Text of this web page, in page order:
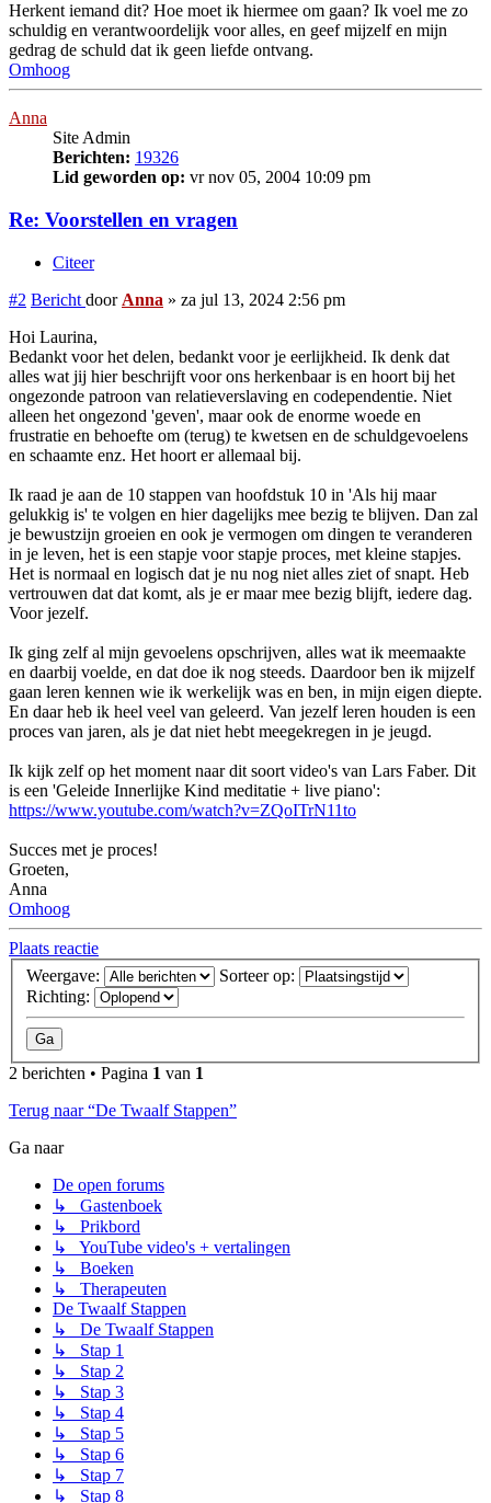
Herkent iemand dit? Hoe moet ik hiermee om gaan? Ik voel me zo
schuldig en verantwoordelijk voor alles, en geef mijzelf en mijn
gedrag de schuld dat ik geen liefde ontvang.
Omhoog
Anna
Site Admin
Berichten: 19326
Lid geworden op: vr nov 05, 2004 10:09 pm
Re: Voorstellen en vragen
Citeer
#2 Bericht door Anna » za jul 13, 2024 2:56 pm
Hoi Laurina,
Bedankt voor het delen, bedankt voor je eerlijkheid. Ik denk dat
alles wat jij hier beschrijft voor ons herkenbaar is en hoort bij het
ongezonde patroon van relatieverslaving en codependentie. Niet
alleen het ongezond 'geven', maar ook de enorme woede en
frustratie en behoefte om (terug) te kwetsen en de schuldgevoelens
en schaamte enz. Het hoort er allemaal bij.
Ik raad je aan de 10 stappen van hoofdstuk 10 in 'Als hij maar
gelukkig is' te volgen en hier dagelijks mee bezig te blijven. Dan zal
je bewustzijn groeien en ook je vermogen om dingen te veranderen
in je leven, het is een stapje voor stapje proces, met kleine stapjes.
Het is normaal en logisch dat je nu nog niet alles ziet of snapt. Heb
vertrouwen dat dat komt, als je er maar mee bezig blijft, iedere dag.
Voor jezelf.
Ik ging zelf al mijn gevoelens opschrijven, alles wat ik meemaakte
en daarbij voelde, en dat doe ik nog steeds. Daardoor ben ik mijzelf
gaan leren kennen wie ik werkelijk was en ben, in mijn eigen diepte.
En daar heb ik heel veel van geleerd. Van jezelf leren houden is een
proces van jaren, als je dat niet hebt meegekregen in je jeugd.
Ik kijk zelf op het moment naar dit soort video's van Lars Faber. Dit
is een 'Geleide Innerlijke Kind meditatie + live piano':
https://www.youtube.com/watch?v=ZQoITrN11to
Succes met je proces!
Groeten,
Anna
Omhoog
Plaats reactie
Weergave:
Sorteer op:
Richting:
2 berichten • Pagina 1 van 1
Terug naar “De Twaalf Stappen”
Ga naar
De open forums
↳ Gastenboek
↳ Prikbord
↳ YouTube video's + vertalingen
↳ Boeken
↳ Therapeuten
De Twaalf Stappen
↳ De Twaalf Stappen
↳ Stap 1
↳ Stap 2
↳ Stap 3
↳ Stap 4
↳ Stap 5
↳ Stap 6
↳ Stap 7
↳ Stap 8